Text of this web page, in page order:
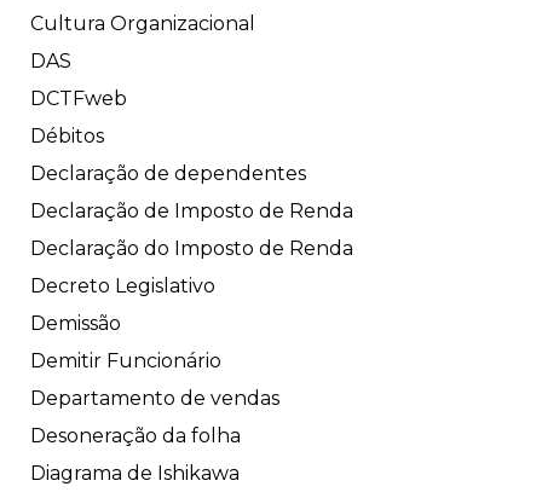
Cultura Organizacional
DAS
DCTFweb
Débitos
Declaração de dependentes
Declaração de Imposto de Renda
Declaração do Imposto de Renda
Decreto Legislativo
Demissão
Demitir Funcionário
Departamento de vendas
Desoneração da folha
Diagrama de Ishikawa